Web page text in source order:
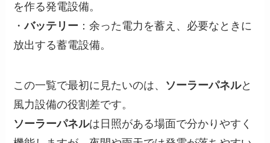
を作る発電設備。
・バッテリー ：余った電力を蓄え、必要なときに
放出する蓄電設備。
この一覧で最初に見たいのは、 ソーラーパネルと
風力設備の役割差です。
ソーラーパネルは日照がある場面で分かりやすく